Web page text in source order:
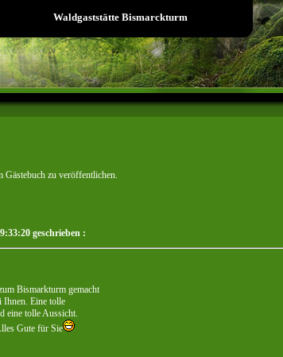
Waldgaststätte Bismarckturm
Gästebuch zu veröffentlichen.
geschrieben :
Bismarkturm gemacht
Ihnen. Eine tolle
eine tolle Aussicht.
Gute für Sie